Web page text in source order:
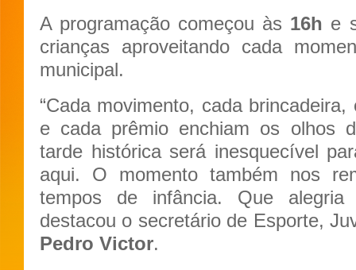
A programação começou às 16h e
crianças aproveitando cada
municipal.
“Cada movimento, cada
e cada prêmio enchiam os olhos
tarde histórica será inesquecível
aqui. O momento também nos
tempos de infância. Que
destacou o secretário de Esporte,
Pedro Victor.